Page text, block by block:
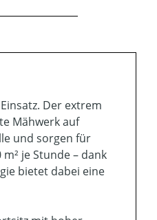
Der extrem
Mähwerk auf
und sorgen für
je Stunde – dank
bietet dabei eine